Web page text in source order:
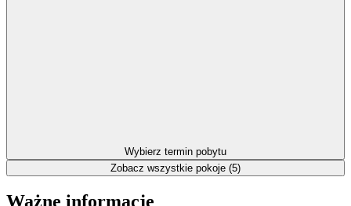
Wybierz termin pobytu
Zobacz wszystkie pokoje (5)
Ważne informacje